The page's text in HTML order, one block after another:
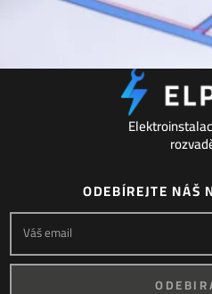
ODEBÍREJTE NÁŠ
Váš email